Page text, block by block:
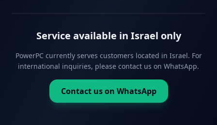
Service available in Israel only
PowerPC currently serves customers located in Israel. For
international inquiries, please contact us on WhatsApp.
Contact us on WhatsApp